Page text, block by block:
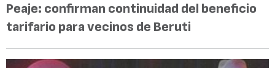
Peaje: confirman continuidad del beneficio
tarifario para vecinos de Beruti